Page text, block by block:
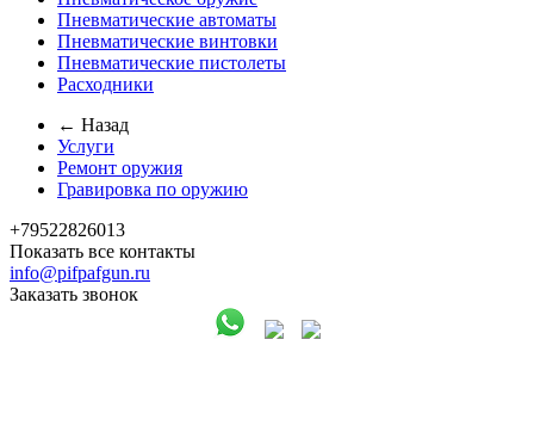
Пневматические автоматы
Пневматические винтовки
Пневматические пистолеты
Расходники
← Назад
Услуги
Ремонт оружия
Гравировка по оружию
+79522826013
Показать все контакты
info@pifpafgun.ru
Заказать звонок